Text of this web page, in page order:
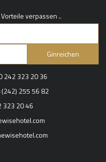
verpassen ..
Ginreichen
242 323 20 36
(242) 255 56 82
323 20 46